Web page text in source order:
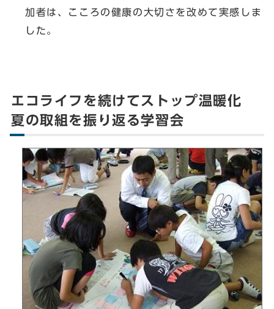
加者は、こころの健康の大切さを改めて実感しま
した。
エコライフを続けてストップ温暖化
夏の取組を振り返る学習会